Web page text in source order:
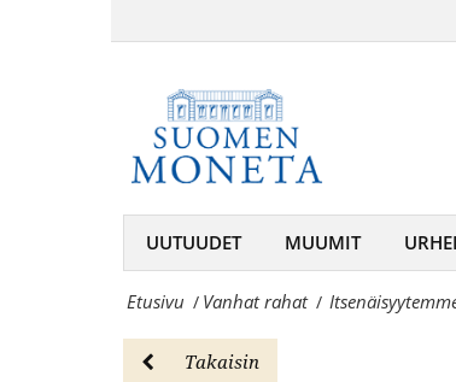
suomalainen
20
markan
seteli!
-
Vanhat
UUTUUDET MUUMIT
Etusivu / Vanhat rahat /
Takaisin
Vanhat
rahatSuomen
rahojen